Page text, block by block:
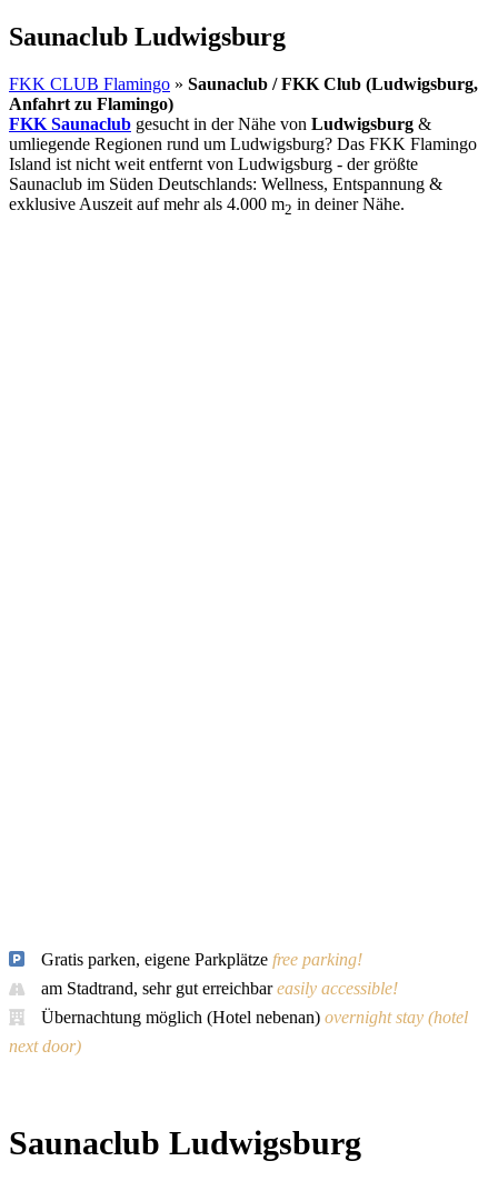
Saunaclub Ludwigsburg
FKK CLUB Flamingo » Saunaclub / FKK Club (Ludwigsburg,
Anfahrt zu Flamingo)
FKK Saunaclub gesucht in der Nähe von Ludwigsburg &
umliegende Regionen rund um Ludwigsburg? Das FKK Flamingo
Island ist nicht weit entfernt von Ludwigsburg - der größte
Saunaclub im Süden Deutschlands: Wellness, Entspannung &
exklusive Auszeit auf mehr als 4.000 m2 in deiner Nähe.
Gratis parken, eigene Parkplätze free parking!
am Stadtrand, sehr gut erreichbareasily accessible!
Übernachtung möglich (Hotel nebenan) overnight stay (hotel
next door)
Saunaclub Ludwigsburg